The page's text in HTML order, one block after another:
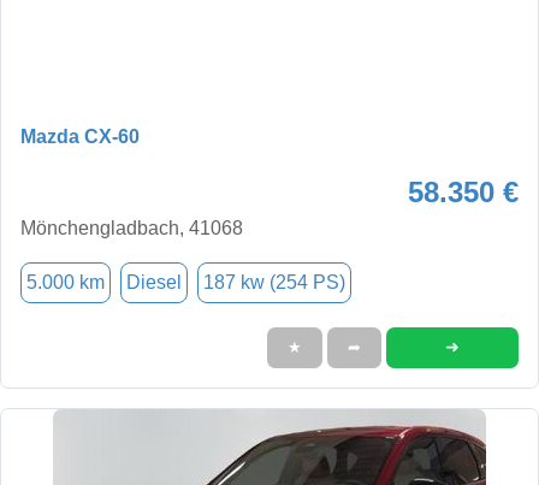
Mazda CX-60
58.350 €
Mönchengladbach, 41068
5.000 km Diesel 187 kw (254 PS)
★ ➦ ➜